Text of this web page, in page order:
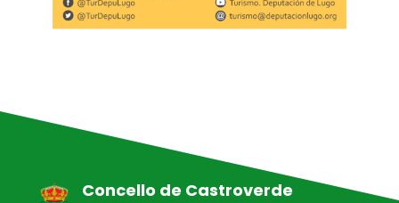
Concello de Castroverde